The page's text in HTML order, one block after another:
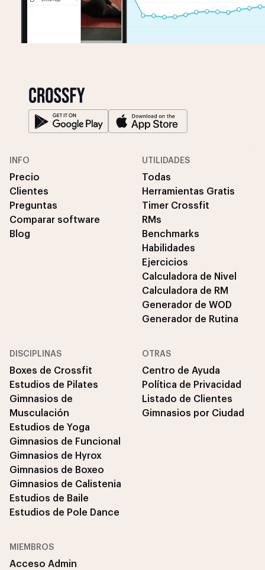
INFO
Precio
Clientes
Preguntas
Comparar software
Blog
UTILIDADES
Todas
Herramientas Gratis
Timer Crossfit
RMs
Benchmarks
Habilidades
Ejercicios
Calculadora de Nivel
Calculadora de RM
Generador de WOD
Generador de Rutina
DISCIPLINAS
Boxes de Crossfit
Estudios de Pilates
Gimnasios de
Musculación
Estudios de Yoga
Gimnasios de Funcional
Gimnasios de Hyrox
Gimnasios de Boxeo
Gimnasios de Calistenia
Estudios de Baile
Estudios de Pole Dance
OTRAS
Centro de Ayuda
Política de Privacidad
Listado de Clientes
Gimnasios por Ciudad
MIEMBROS
Acceso Admin